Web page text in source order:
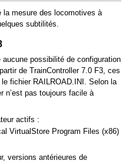
la mesure des locomotives à
subtilités.
aucune possibilité de configuration
de TrainController 7.0 F3, ces
fichier RAILROAD.INI. Selon la
n’est pas toujours facile à
actifs :
VirtualStore Program Files (x86)
versions antérieures de